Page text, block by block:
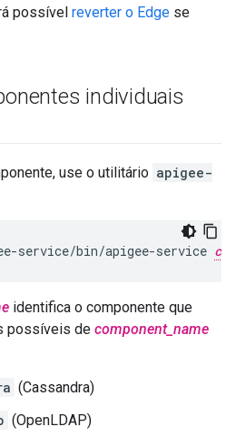
possível reverter o Edge se
individuais
use o utilitário apigee-
service/bin/apigee-service
identifica o componente que
possíveis de component_name
(Cassandra)
(OpenLDAP)